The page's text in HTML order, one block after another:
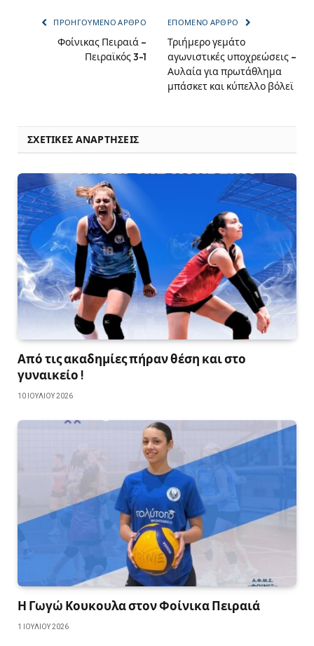
ΠΡΟΗΓΟΎΜΕΝΟ ΆΡΘΡΟ
Φοίνικας Πειραιά –
Πειραϊκός 3-1
ΕΠΌΜΕΝΟ ΆΡΘΡΟ
Τριήμερο γεμάτο
αγωνιστικές υποχρεώσεις –
Αυλαία για πρωτάθλημα
μπάσκετ και κύπελλο βόλεϊ
ΣΧΕΤΙΚΈΣ ΑΝΑΡΤΉΣΕΙΣ
Από τις ακαδημίες πήραν θέση και στο
γυναικείο !
10 ΙΟΥΛΊΟΥ 2026
Η Γωγώ Κουκουλα στον Φοίνικα Πειραιά
1 ΙΟΥΛΊΟΥ 2026